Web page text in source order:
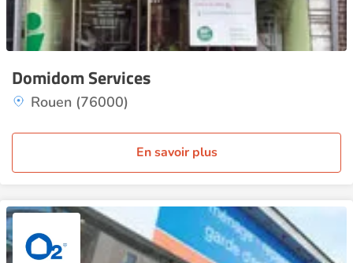
Domidom Services
Rouen (76000)
En savoir plus